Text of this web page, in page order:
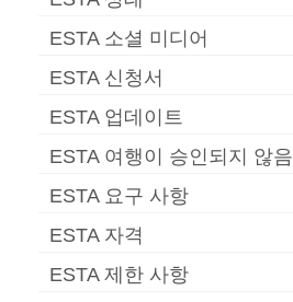
ESTA 소셜 미디어
ESTA 신청서
ESTA 업데이트
ESTA 여행이 승인되지 않음
ESTA 요구 사항
ESTA 자격
ESTA 제한 사항